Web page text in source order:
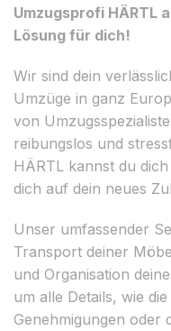
Umzugsprofi HÄRTL
Lösung für dich!
Wir sind dein
Umzüge in ganz
von
reibungslos und
HÄRTL kannst du
dich auf dein neues
Unser umfassender
Transport deiner
und Organisation
um alle Details, wie
Genehmigungen oder